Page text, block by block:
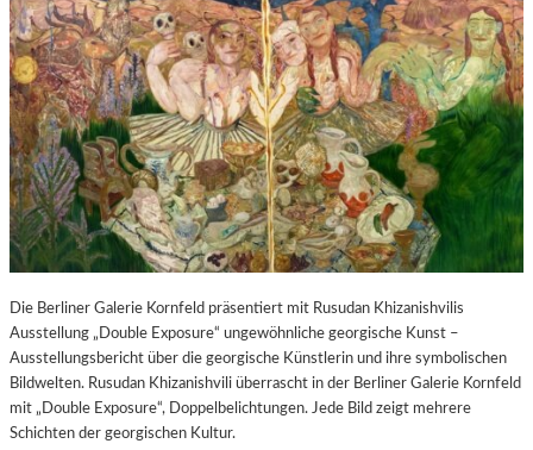
Die Berliner Galerie Kornfeld präsentiert mit Rusudan Khizanishvilis
Ausstellung „Double Exposure“ ungewöhnliche georgische Kunst –
Ausstellungsbericht über die georgische Künstlerin und ihre symbolischen
Bildwelten. Rusudan Khizanishvili überrascht in der Berliner Galerie Kornfeld
mit „Double Exposure“, Doppelbelichtungen. Jede Bild zeigt mehrere
Schichten der georgischen Kultur.